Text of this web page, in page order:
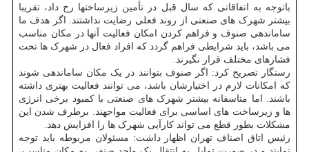
باتوجه به اتفاقاتی که سال قبل در تأمین زیرساختها رخ داد، تقریبا
بیشتر شهرک های صنعتی از روند فعلی رضایت نداشتند. اگر هدف ما
ساماندهی صنوف و فراهم کردن امکان فعالیت آنها در مکان مناسب
می باشد، باید شرایطی فراهم گردد که افراد فعال در شهرک ها تحت
فشارهای مختلف قرار نگیرند.
رستگار تصریح کرد: اگر صنوف بتوانند در یک مکان ساماندهی شوند
که امکانات لازم در اختیارشان باشد، می توانند فعالیت بهتری داشته
باشند. اما متاسفانه بیشتر شهرک های صنعتی با کمبود برخی انرژی
ها و زیرساخت های اساسی برای فعالیت مواجهند. برطرف شدن این
مشکلات بطور قطع می تواند کارآیی شهرک ها را افزایش دهد.
رئیس اتاق اصناف تهران اظهار داشت: مسئولان مربوطه باید توجه